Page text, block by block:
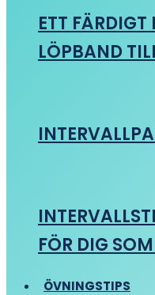
ETT
LÖPBAND
FÖR DIG
ÖVNINGSTIPS